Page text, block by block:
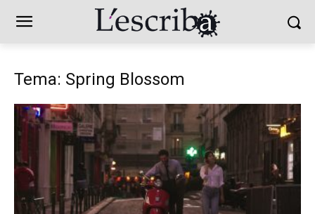
Tema: Spring Blossom